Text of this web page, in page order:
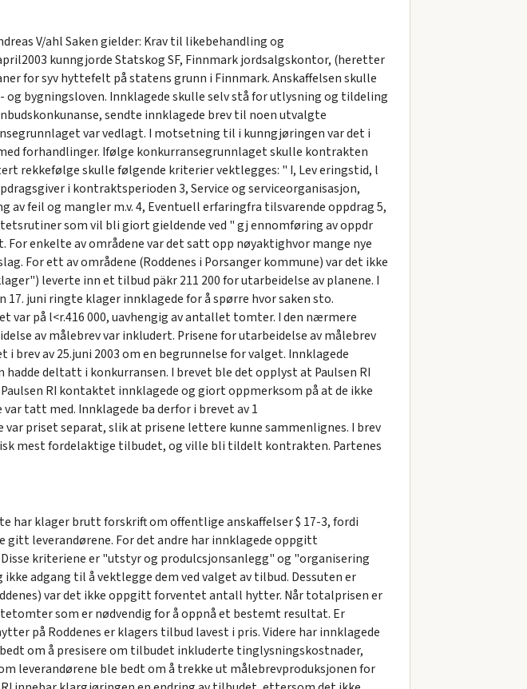
V/ahl Saken gielder: Krav til likebehandling og
kunngjorde Statskog SF, Finnmark jordsalgskontor, (heretter
for syv hyttefelt på statens grunn i Finnmark. Anskaffelsen skulle
bygningsloven. Innklagede skulle selv stå for utlysning og tildeling
sendte innklagede brev til noen utvalgte
var vedlagt. I motsetning til i kunngjøringen var det i
forhandlinger. Ifølge konkurransegrunnlaget skulle kontrakten
rekkefølge skulle følgende kriterier vektlegges: " I, Lev eringstid, l
i kontraktsperioden 3, Service og serviceorganisasjon,
feil og mangler m.v. 4, Eventuell erfaringfra tilsvarende oppdrag 5,
som vil bli giort gieldende ved " gj ennomføring av oppdr
enkelte av områdene var det satt opp nøyaktighvor mange nye
For ett av områdene (Roddenes i Porsanger kommune) var det ikke
leverte inn et tilbud päkr 211 200 for utarbeidelse av planene. I
juni ringte klager innklagede for å spørre hvor saken sto.
på l<r.416 000, uavhengig av antallet tomter. I den nærmere
av målebrev var inkludert. Prisene for utarbeidelse av målebrev
av 25.juni 2003 om en begrunnelse for valget. Innklagede
deltatt i konkurransen. I brevet ble det opplyst at Paulsen RI
RI kontaktet innklagede og giort oppmerksom på at de ikke
tatt med. Innklagede ba derfor i brevet av 1
priset separat, slik at prisene lettere kunne sammenlignes. I brev
mest fordelaktige tilbudet, og ville bli tildelt kontrakten. Partenes
har klager brutt forskrift om offentlige anskaffelser $ 17-3, fordi
leverandørene. For det andre har innklagede oppgitt
kriteriene er "utstyr og produlcsjonsanlegg" og "organisering
adgang til å vektlegge dem ved valget av tilbud. Dessuten er
var det ikke oppgitt forventet antall hytter. Når totalprisen er
som er nødvendig for å oppnå et bestemt resultat. Er
på Roddenes er klagers tilbud lavest i pris. Videre har innklagede
om å presisere om tilbudet inkluderte tinglysningskostnader,
leverandørene ble bedt om å trekke ut målebrevproduksjonen for